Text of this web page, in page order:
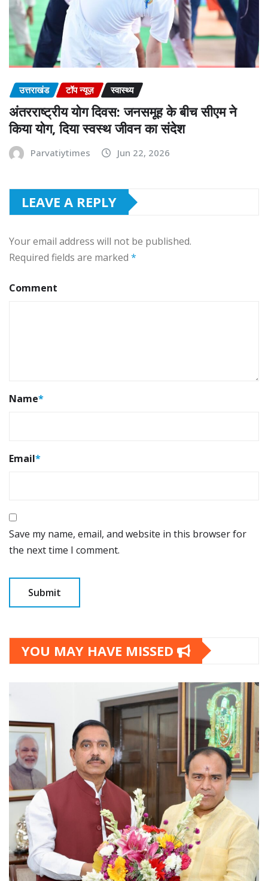
उत्तराखंड टॉप न्यूज़ स्वास्थ्य
अंतरराष्ट्रीय योग दिवस: जनसमूह के बीच सीएम ने
किया योग, दिया स्वस्थ जीवन का संदेश
Parvatiytimes Jun 22, 2026
LEAVE A REPLY
Your email address will not be published.
Required fields are marked *
Comment
Name*
Email*
Save my name, email, and website in this browser for
the next time I comment.
YOU MAY HAVE MISSED